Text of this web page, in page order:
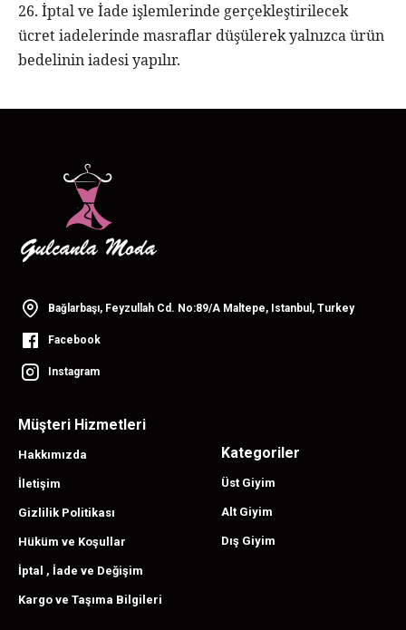
26. İptal ve İade işlemlerinde gerçekleştirilecek
ücret iadelerinde masraflar düşülerek yalnızca ürün
bedelinin iadesi yapılır.
Bağlarbaşı, Feyzullah Cd. No:89/A Maltepe, Istanbul, Turkey
Facebook
Instagram
Müşteri Hizmetleri
Hakkımızda
İletişim
Gizlilik Politikası
Hüküm ve Koşullar
İptal , İade ve Değişim
Kargo ve Taşıma Bilgileri
Kategoriler
Üst Giyim
Alt Giyim
Dış Giyim